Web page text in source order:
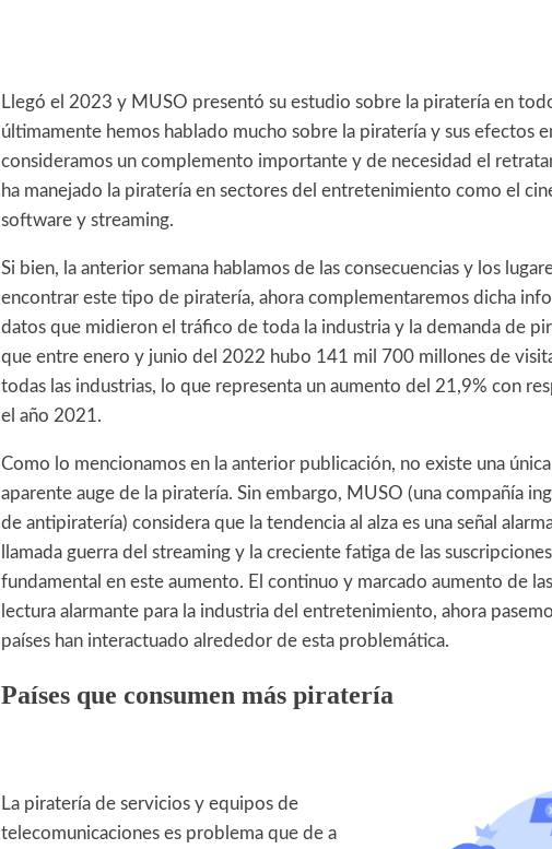
Llegó el 2023 y MUSO presentó su estudio sobre la piratería en
últimamente hemos hablado mucho sobre la piratería y sus efectos
consideramos un complemento importante y de necesidad el
ha manejado la piratería en sectores del entretenimiento como el
software y streaming.
Si bien, la anterior semana hablamos de las consecuencias y los
encontrar este tipo de piratería, ahora complementaremos dicha
datos que midieron el tráfico de toda la industria y la demanda de
que entre enero y junio del 2022 hubo 141 mil 700 millones de
todas las industrias, lo que representa un aumento del 21,9% con
el año 2021.
Como lo mencionamos en la anterior publicación, no existe una
aparente auge de la piratería. Sin embargo, MUSO (una compañía
de antipiratería) considera que la tendencia al alza es una señal
llamada guerra del streaming y la creciente fatiga de las
fundamental en este aumento. El continuo y marcado aumento de
lectura alarmante para la industria del entretenimiento, ahora
países han interactuado alrededor de esta problemática.
Países que consumen más piratería
La piratería de servicios y equipos de
telecomunicaciones es problema que de a